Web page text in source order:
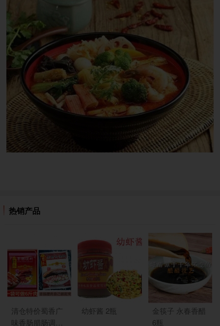
热销产品
清仓特价蜀香广
味香肠腊肠调味
幼虾酱 2瓶
金筷子 永春香醋
6瓶